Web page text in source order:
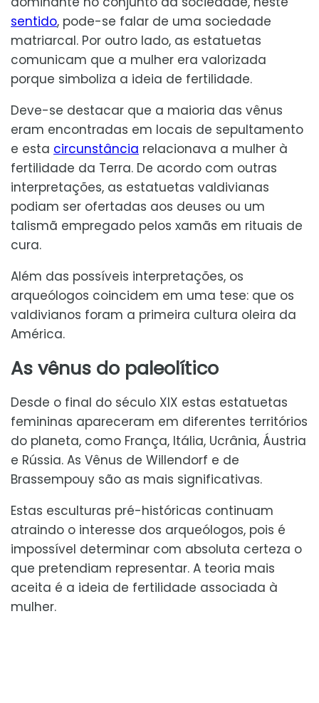
sentido, pode-se falar de uma sociedade
matriarcal. Por outro lado, as estatuetas
comunicam que a mulher era valorizada
porque simboliza a ideia de fertilidade.
Deve-se destacar que a maioria das vênus
eram encontradas em locais de sepultamento
e esta circunstância relacionava a mulher à
fertilidade da Terra. De acordo com outras
interpretações, as estatuetas valdivianas
podiam ser ofertadas aos deuses ou um
talismã empregado pelos xamãs em rituais de
cura.
Além das possíveis interpretações, os
arqueólogos coincidem em uma tese: que os
valdivianos foram a primeira cultura oleira da
América.
As vênus do paleolítico
Desde o final do século XIX estas estatuetas
femininas apareceram em diferentes territórios
do planeta, como França, Itália, Ucrânia, Áustria
e Rússia. As Vênus de Willendorf e de
Brassempouy são as mais significativas.
Estas esculturas pré-históricas continuam
atraindo o interesse dos arqueólogos, pois é
impossível determinar com absoluta certeza o
que pretendiam representar. A teoria mais
aceita é a ideia de fertilidade associada à
mulher.